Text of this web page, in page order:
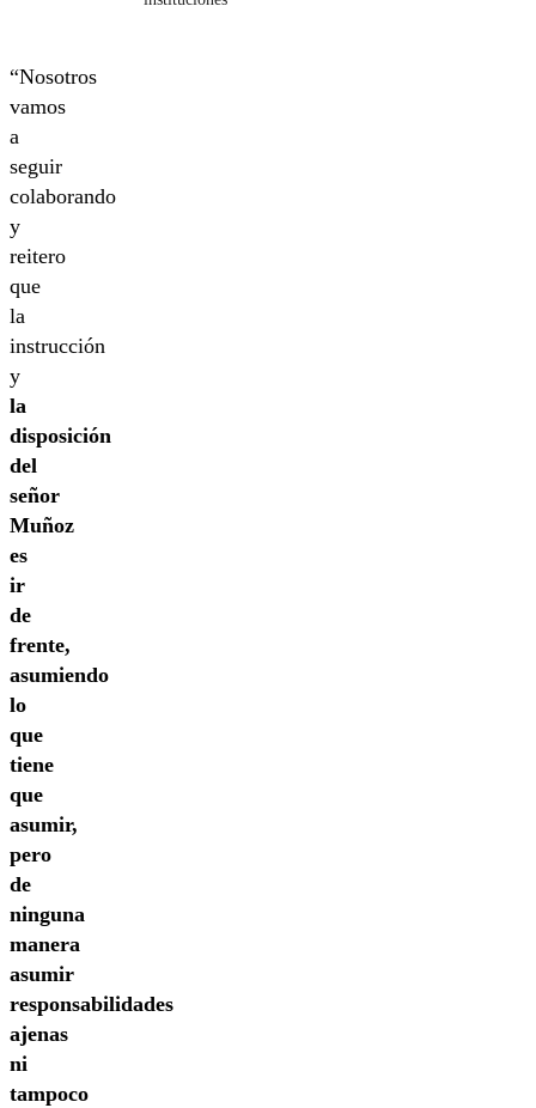
“Nosotros
vamos
a
seguir
colaborando
y
reitero
que
la
instrucción
y
la
disposición
del
señor
Muñoz
es
ir
de
frente,
asumiendo
lo
que
tiene
que
asumir,
pero
de
ninguna
manera
asumir
responsabilidades
ajenas
ni
tampoco